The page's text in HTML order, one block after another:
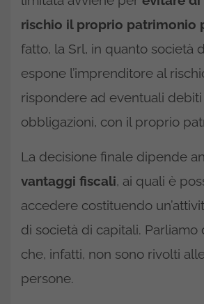
rischio il proprio patrimonio
fatto, la Srl, in quanto società
espone l’imprenditore al
rispondere ad eventuali
obbligazioni, con il proprio
La decisione finale dipende
vantaggi fiscali, ai quali è
accedere costituendo
di società di capitali. Parliamo
che, infatti, non sono rivolti
persone.